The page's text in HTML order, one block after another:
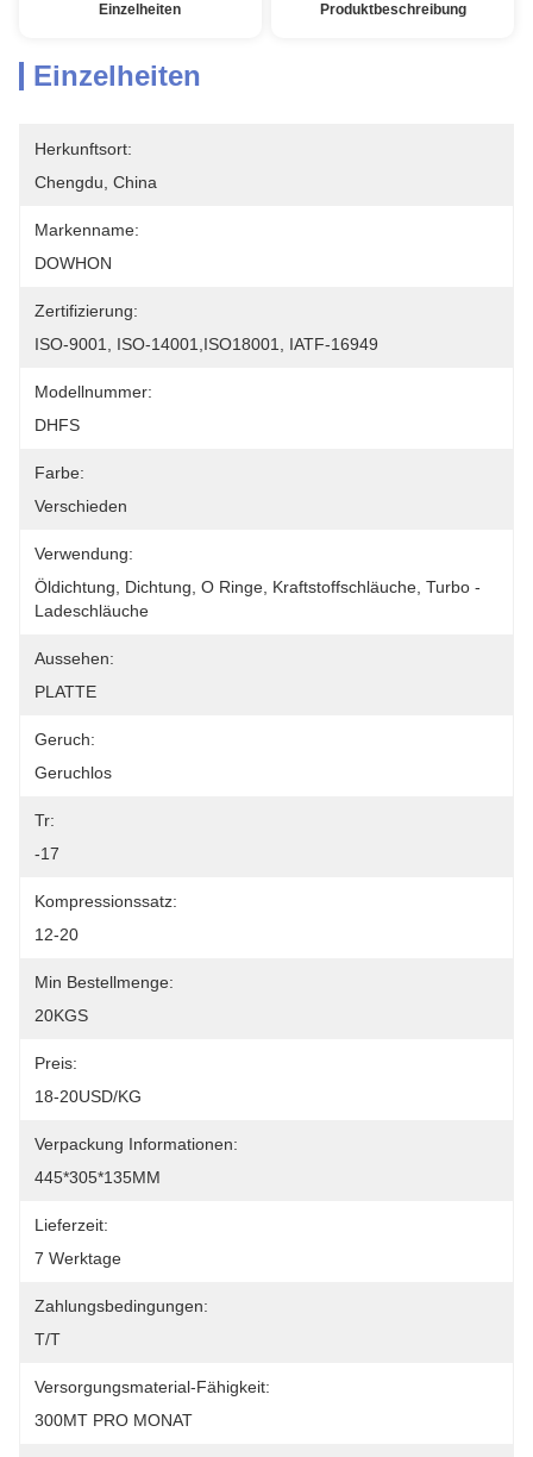
Einzelheiten Produktbeschreibung
Einzelheiten
Herkunftsort:
Chengdu, China
Markenname:
DOWHON
Zertifizierung:
ISO-9001, ISO-14001,ISO18001, IATF-16949
Modellnummer:
DHFS
Farbe:
Verschieden
Verwendung:
Öldichtung, Dichtung, O Ringe, Kraftstoffschläuche, Turbo -
Ladeschläuche
Aussehen:
PLATTE
Geruch:
Geruchlos
Tr:
-17
Kompressionssatz:
12-20
Min Bestellmenge:
20KGS
Preis:
18-20USD/KG
Verpackung Informationen:
445*305*135MM
Lieferzeit:
7 Werktage
Zahlungsbedingungen:
T/T
Versorgungsmaterial-Fähigkeit:
300MT PRO MONAT